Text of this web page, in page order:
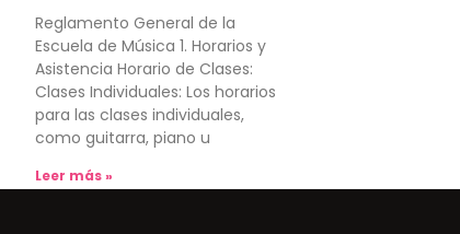
Reglamento General de la
Escuela de Música 1. Horarios y
Asistencia Horario de Clases:
Clases Individuales: Los horarios
para las clases individuales,
como guitarra, piano u
Leer más »